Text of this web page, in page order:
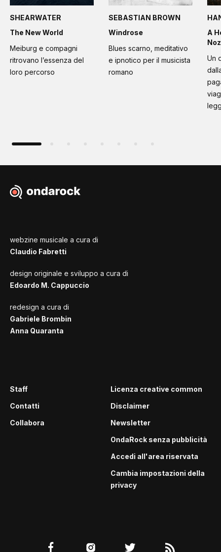
SHEARWATER
The New World
Meiburg e compagni
ritrovano l’essenza del
loro percorso
SEBASTIAN BROWN
Windrose
Blues scarno, meditativo
e ipnotico per il musicista
romano
A
Noz
Un
webzine musicale a cura di
Claudio Fabretti
design originale e sviluppo a cura di
Edoardo M. Cappuccio
redesign a cura di
Gabriele Brombin
Anna Quaranta
Staff
Contatti
Collabora
Licenza creative common
Disclaimer
Newsletter
OndaRock senza pubblicità
Accedi all'area riservata
Cambia impostazioni della
privacy